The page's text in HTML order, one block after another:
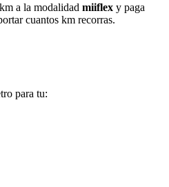
a la modalidad miiflex y paga
cuantos km recorras.
para tu: